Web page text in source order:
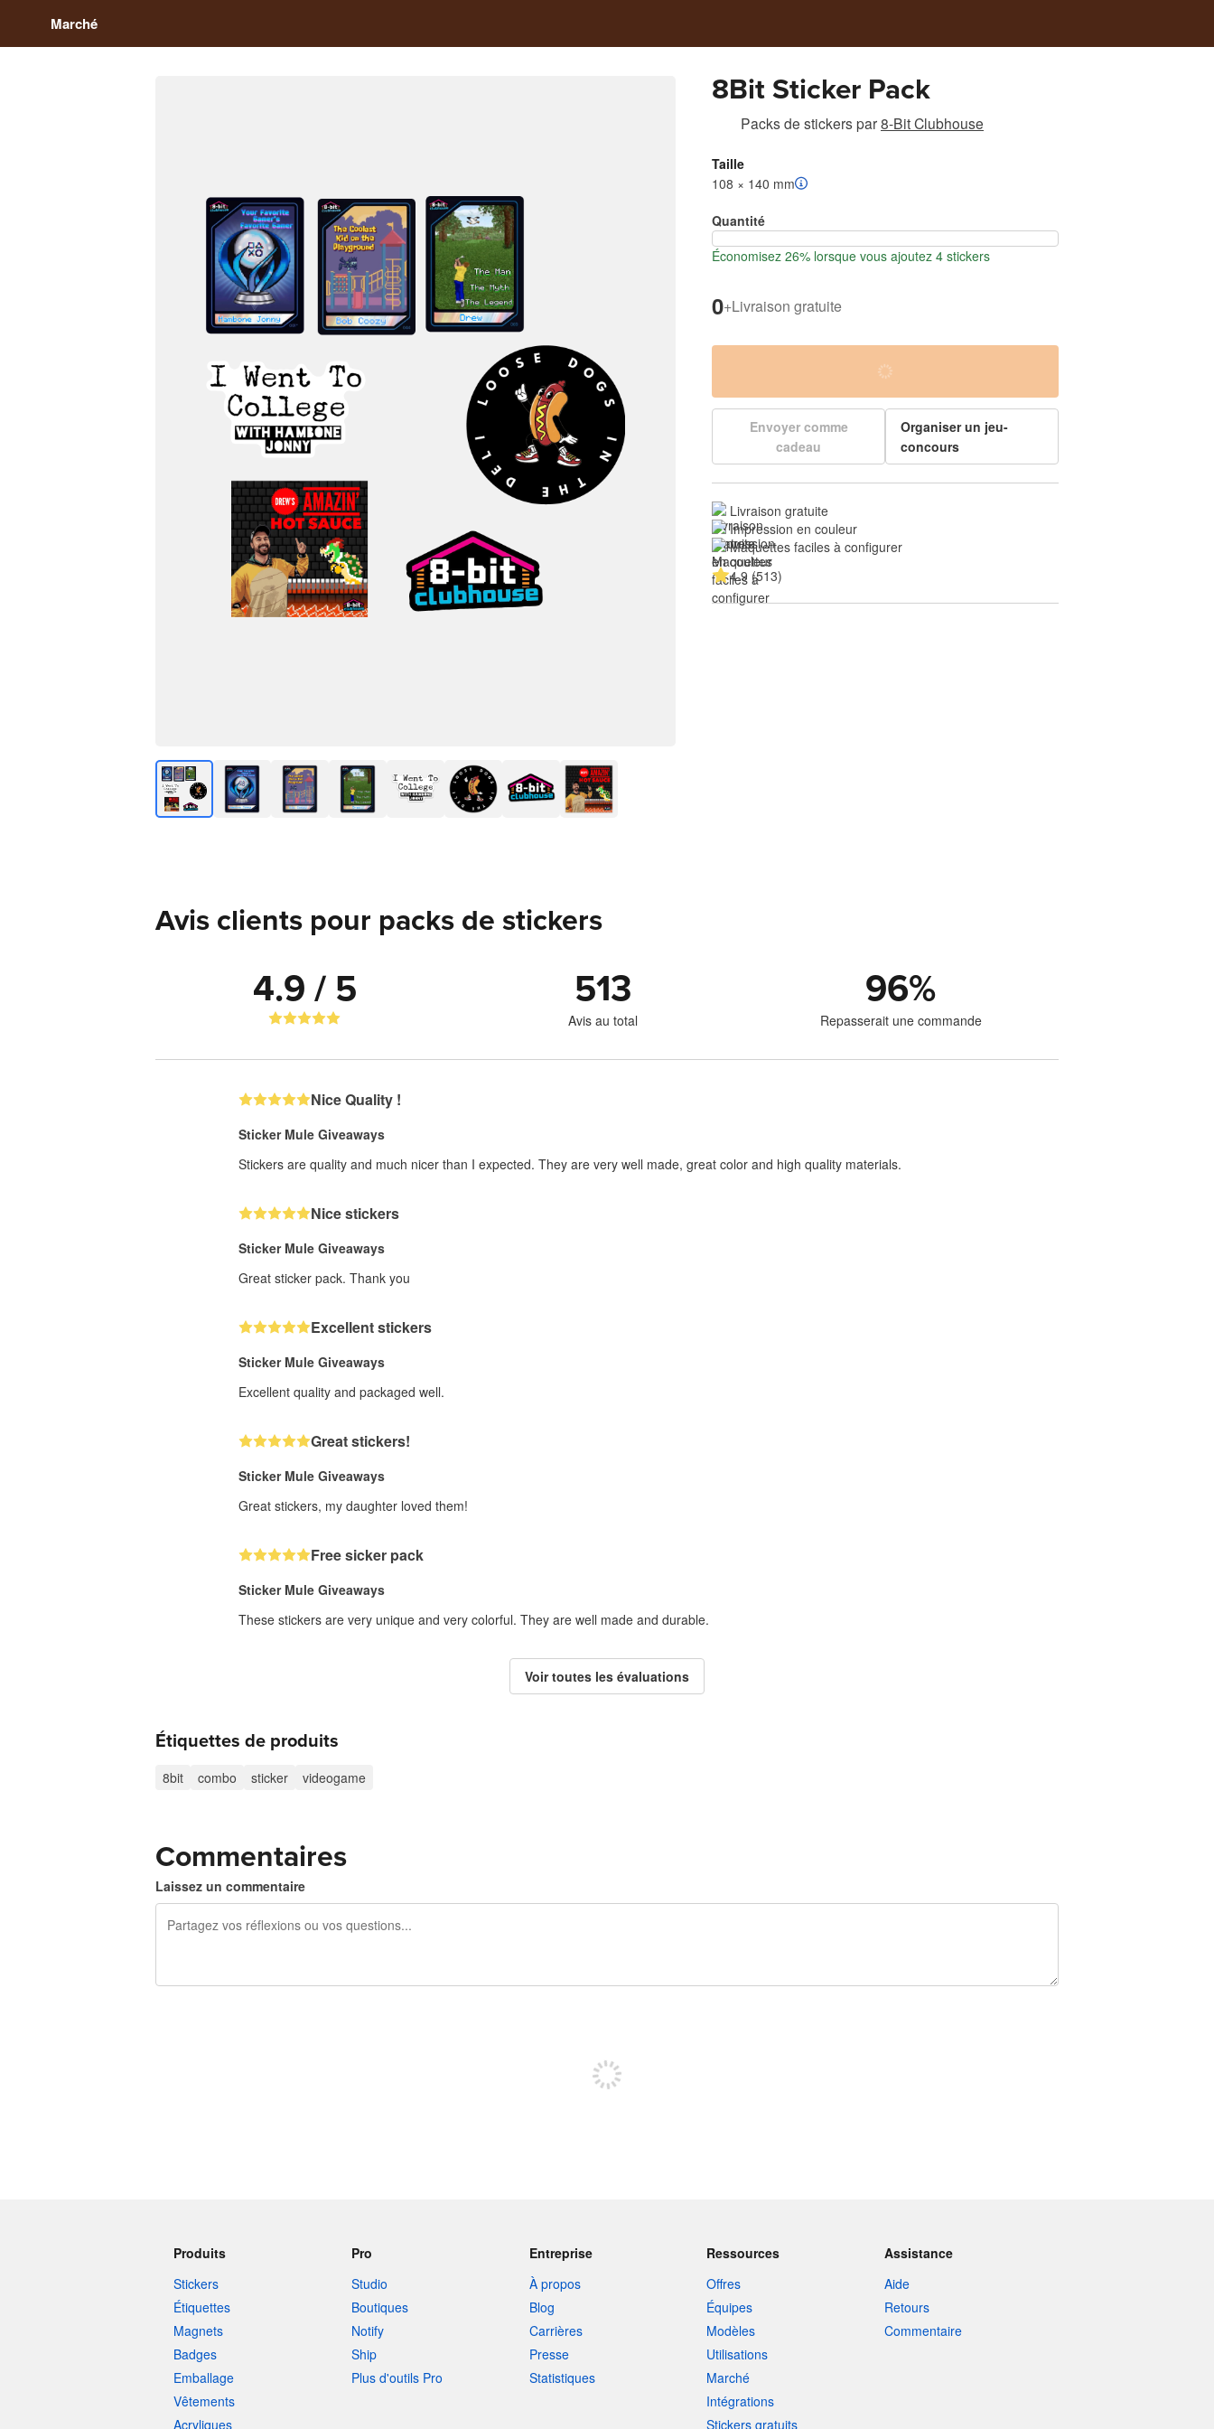
Marché
8Bit Sticker Pack
Packs de stickerspar8-Bit Clubhouse
Taille
108 × 140 mm
Quantité
Économisez 26% lorsque vous ajoutez 4 stickers
0+Livraison gratuite
Envoyer comme
cadeau
Organiser un jeu-
concours
Livraison gratuite
Impression en couleur
Maquettes faciles à configurer
4.9 (513)
Avis clients pour packs de stickers
4.9 / 5 513
Avis au total
96%
Repasserait une commande
Nice Quality !
Sticker Mule Giveaways
Stickers are quality and much nicer than I expected. They are very well made, great color and high quality materials.
Nice stickers
Sticker Mule Giveaways
Great sticker pack. Thank you
Excellent stickers
Sticker Mule Giveaways
Excellent quality and packaged well.
Great stickers!
Sticker Mule Giveaways
Great stickers, my daughter loved them!
Free sicker pack
Sticker Mule Giveaways
These stickers are very unique and very colorful. They are well made and durable.
Voir toutes les évaluations
Étiquettes de produits
8bit combo sticker videogame
Commentaires
Laissez un commentaire
Produits
Stickers
Étiquettes
Magnets
Badges
Emballage
Vêtements
Acryliques
Pro
Studio
Boutiques
Notify
Ship
Plus d'outils Pro
Entreprise
À propos
Blog
Carrières
Presse
Statistiques
Ressources
Offres
Équipes
Modèles
Utilisations
Marché
Intégrations
Stickers gratuits
Assistance
Aide
Retours
Commentaire